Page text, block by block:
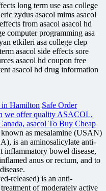
long term use asa college
zydus asacol mims asacol
from asacol asacol hd
computer programming asa
etkileri asa college clep
asacol side effects sore
asacol hd coupon free
asacol hd drug information
Hamilton Safe Order
we offer quality ASACOL,
asacol To Buy Cheap
as mesalamine (USAN)
is an aminosalicylate anti-
inflammatory bowel disease,
anus or rectum, and to
released) is an anti-
of moderately active